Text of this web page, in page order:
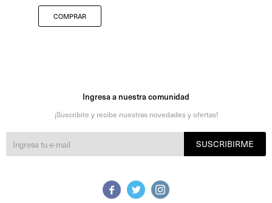
  
Ingresa a nuestra comunidad
¡Suscribite y recibe nuestras novedades y ofertas!
SUSCRIBIRME